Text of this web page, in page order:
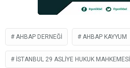
AHBAP DERNEĞI AHBAP KAYYUM
İSTANBUL 29 ASLIYE HUKUK MAHKEMESI